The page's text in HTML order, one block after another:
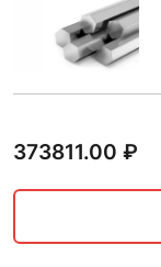
373811.00 ₽